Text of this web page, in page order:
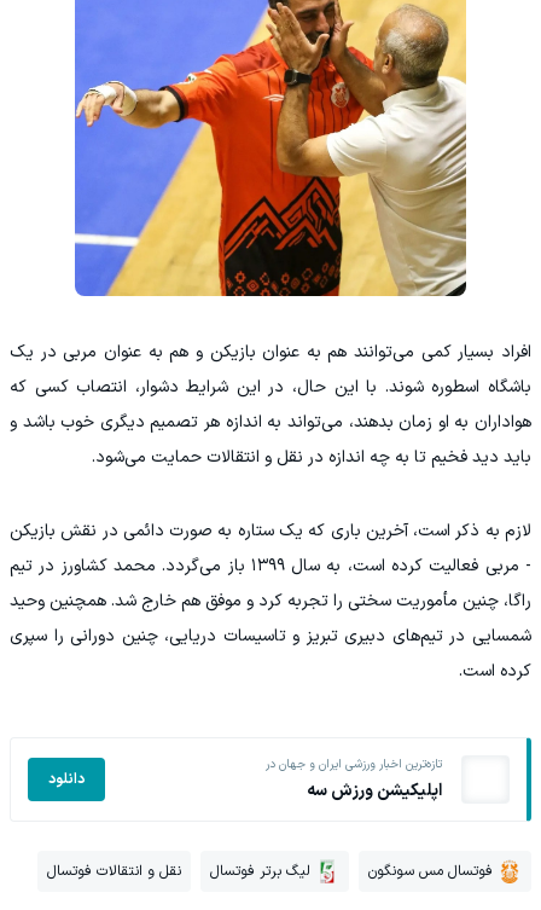
افراد بسیار کمی می‌توانند هم به عنوان بازیکن و هم به عنوان مربی در یک
باشگاه اسطوره شوند. با این حال، در این شرایط دشوار، انتصاب کسی که
هواداران به او زمان بدهند، می‌تواند به اندازه هر تصمیم دیگری خوب باشد و
باید دید فخیم تا به چه اندازه در نقل و انتقالات حمایت می‌شود.
لازم به ذکر است، آخرین باری که یک ستاره به صورت دائمی در نقش بازیکن
- مربی فعالیت کرده است، به سال ۱۳۹۹ باز می‌گردد. محمد کشاورز در تیم
راگا، چنین مأموریت سختی را تجربه کرد و موفق هم خارج شد. همچنین وحید
شمسایی در تیم‌های دبیری تبریز و تاسیسات دریایی، چنین دورانی را سپری
کرده است.
تازه‌ترین اخبار ورزشی ایران و جهان در
اپلیکیشن ورزش سه دانلود
فوتسال مس سونگون لیگ برتر فوتسال نقل و انتقالات فوتسال